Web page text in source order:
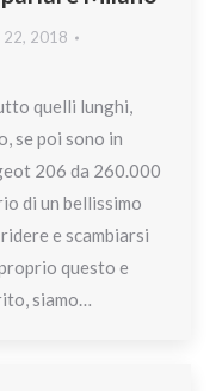
22, 2018
quelli lunghi,
se poi sono in
206 da 260.000
di un bellissimo
e scambiarsi
questo e
siamo…